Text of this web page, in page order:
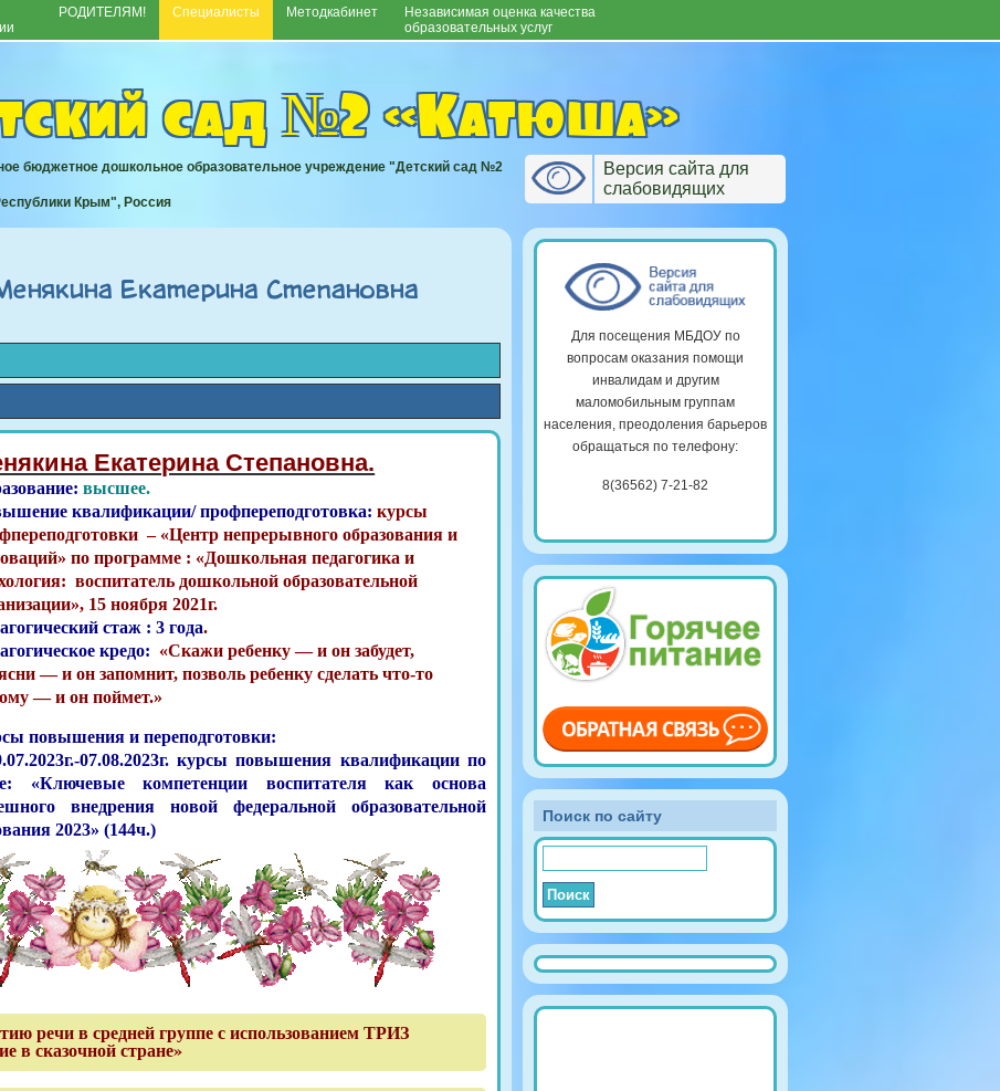
РОДИТЕЛЯМ! Специалисты Методкабинет
Независимая оценка качества
образовательных услуг
сад №2 «Катюша»
бюджетное дошкольное образовательное учреждение "Детский сад №2
Крым", Россия
Версия сайта для
слабовидящих
Екатерина Степановна
Екатерина Степановна.
высшее.
квалификации/ профпереподготовка:курсы
– «Центр непрерывного образования и
по программе : «Дошкольная педагогика и
воспитатель дошкольной образовательной
15 ноября 2021г.
стаж : 3 года.
кредо: «Скажи ребенку — и он забудет,
— и он запомнит, позволь ребенку сделать что-то
— и он поймет.»
повышения и переподготовки:
07.08.2023г. курсы повышения квалификации по
«Ключевые компетенции воспитателя как основа
внедрения новой федеральной образовательной
2023» (144ч.)
речи в средней группе с использованием ТРИЗ
в сказочной стране»
Для посещения МБДОУ по
вопросам оказания помощи
инвалидам и другим
маломобильным группам
населения, преодоления барьеров
обращаться по телефону:
8(36562) 7-21-82
Поиск по сайту